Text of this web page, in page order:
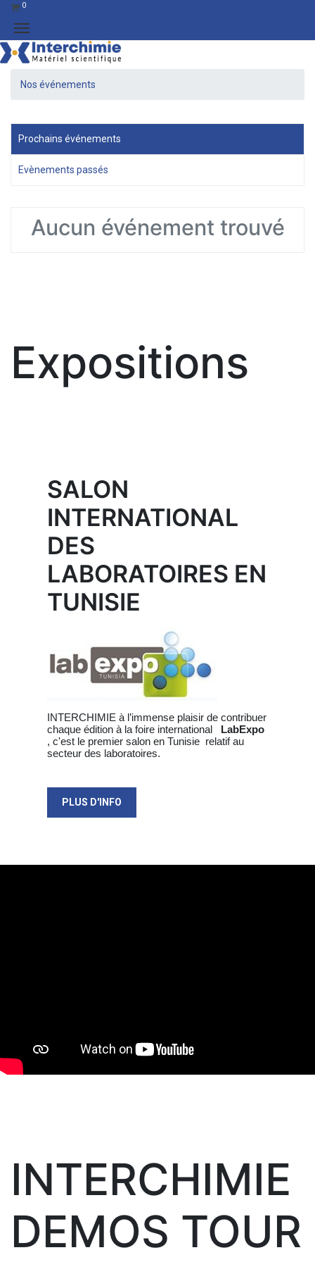
0
Nos événements
Prochains événements
Evènements passés
Aucun événement trouvé
Expositions
SALON
INTERNATIONAL
DES
LABORATOIRES EN
TUNISIE
INTERCHIMIE à l’immense plaisir de contribuer
chaque édition à la foire international
LabExpo
, c'est le premier salon en Tunisie relatif au
secteur des laboratoires.
PLUS D'INFO
INTERCHIMIE
DEMOS TOUR